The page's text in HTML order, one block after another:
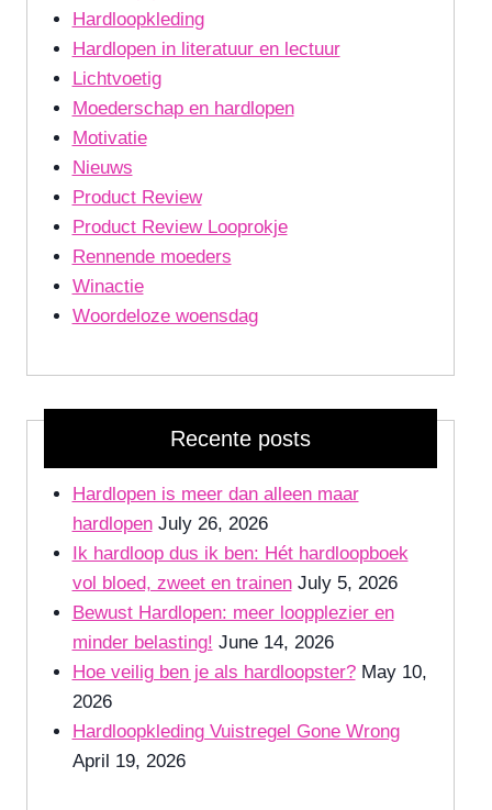
Hardloopkleding
Hardlopen in literatuur en lectuur
Lichtvoetig
Moederschap en hardlopen
Motivatie
Nieuws
Product Review
Product Review Looprokje
Rennende moeders
Winactie
Woordeloze woensdag
Recente posts
Hardlopen is meer dan alleen maar
hardlopen July 26, 2026
Ik hardloop dus ik ben: Hét hardloopboek
vol bloed, zweet en trainen July 5, 2026
Bewust Hardlopen: meer loopplezier en
minder belasting! June 14, 2026
Hoe veilig ben je als hardloopster? May 10,
2026
Hardloopkleding Vuistregel Gone Wrong
April 19, 2026